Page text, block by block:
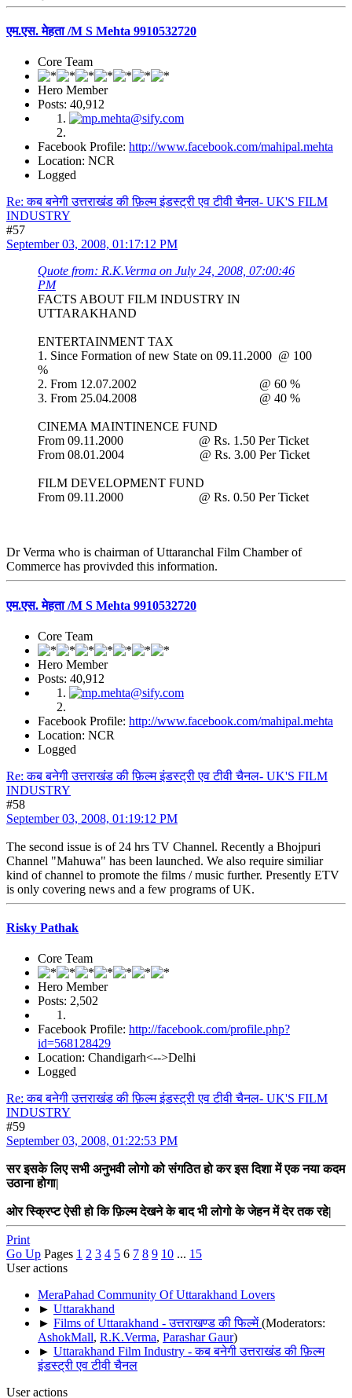
एम.एस. मेहता /M S Mehta 9910532720
Core Team
Hero Member
Posts: 40,912
Facebook Profile: http://www.facebook.com/mahipal.mehta
Location: NCR
Logged
Re: कब बनेगी उत्तराखंड की फ़िल्म इंडस्ट्री एव टीवी चैनल- UK'S FILM
INDUSTRY
#57
September 03, 2008, 01:17:12 PM
Quote from: R.K.Verma on July 24, 2008, 07:00:46
PM
FACTS ABOUT FILM INDUSTRY IN
UTTARAKHAND
ENTERTAINMENT TAX
1. Since Formation of new State on 09.11.2000 @ 100
%
2. From 12.07.2002 @ 60 %
3. From 25.04.2008 @ 40 %
CINEMA MAINTINENCE FUND
From 09.11.2000 @ Rs. 1.50 Per Ticket
From 08.01.2004 @ Rs. 3.00 Per Ticket
FILM DEVELOPMENT FUND
From 09.11.2000 @ Rs. 0.50 Per Ticket
Dr Verma who is chairman of Uttaranchal Film Chamber of
Commerce has provivded this information.
एम.एस. मेहता /M S Mehta 9910532720
Core Team
Hero Member
Posts: 40,912
Facebook Profile: http://www.facebook.com/mahipal.mehta
Location: NCR
Logged
Re: कब बनेगी उत्तराखंड की फ़िल्म इंडस्ट्री एव टीवी चैनल- UK'S FILM
INDUSTRY
#58
September 03, 2008, 01:19:12 PM
The second issue is of 24 hrs TV Channel. Recently a Bhojpuri
Channel "Mahuwa" has been launched. We also require similiar
kind of channel to promote the films / music further. Presently ETV
is only covering news and a few programs of UK.
Risky Pathak
Core Team
Hero Member
Posts: 2,502
Facebook Profile: http://facebook.com/profile.php?
id=568128429
Location: Chandigarh<-->Delhi
Logged
Re: कब बनेगी उत्तराखंड की फ़िल्म इंडस्ट्री एव टीवी चैनल- UK'S FILM
INDUSTRY
#59
September 03, 2008, 01:22:53 PM
सर इसके लिए सभी अनुभवी लोगो को संगठित हो कर इस दिशा में एक नया कदम
उठाना होगा|
ओर स्क्रिप्ट ऐसी हो कि फ़िल्म देखने के बाद भी लोगो के जेहन में देर तक रहे|
Print
Go Up Pages 1 2 3 4 5 6 7 8 9 10 ... 15
User actions
MeraPahad Community Of Uttarakhand Lovers
► Uttarakhand
► Films of Uttarakhand - उत्तराखण्ड की फिल्में(Moderators:
AshokMall, R.K.Verma, Parashar Gaur)
► Uttarakhand Film Industry - कब बनेगी उत्तराखंड की फ़िल्म
इंडस्ट्री एव टीवी चैनल
User actions